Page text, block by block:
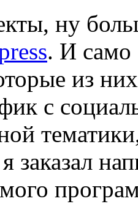
ну
. И само
из
с
заказал